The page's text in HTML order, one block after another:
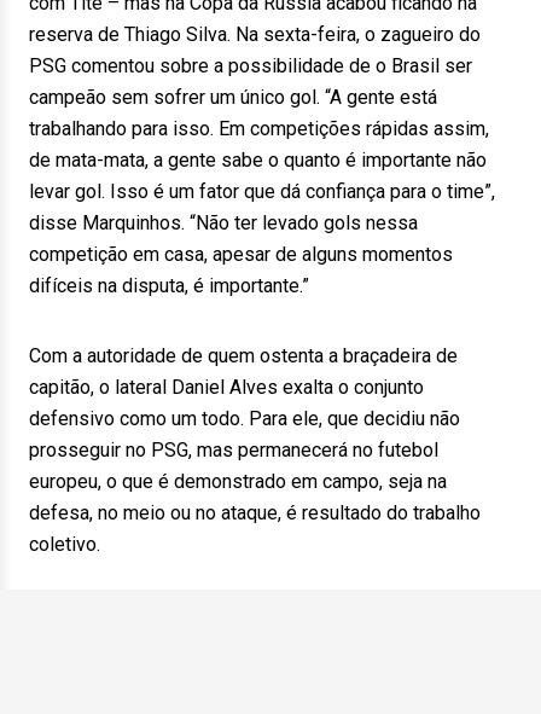
reserva de Thiago Silva. Na sexta-feira, o zagueiro do
PSG comentou sobre a possibilidade de o Brasil ser
campeão sem sofrer um único gol. “A gente está
trabalhando para isso. Em competições rápidas assim,
de mata-mata, a gente sabe o quanto é importante não
levar gol. Isso é um fator que dá confiança para o time”,
disse Marquinhos. “Não ter levado gols nessa
competição em casa, apesar de alguns momentos
difíceis na disputa, é importante.”
Com a autoridade de quem ostenta a braçadeira de
capitão, o lateral Daniel Alves exalta o conjunto
defensivo como um todo. Para ele, que decidiu não
prosseguir no PSG, mas permanecerá no futebol
europeu, o que é demonstrado em campo, seja na
defesa, no meio ou no ataque, é resultado do trabalho
coletivo.